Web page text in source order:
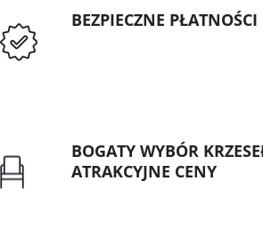
BEZPIECZNE PŁATNOŚCI
BOGATY WYBÓR
ATRAKCYJNE CENY